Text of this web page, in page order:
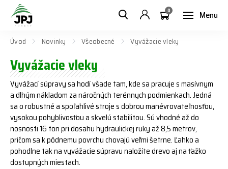
Menu
0
Úvod Novinky Všeobecné Vyvážacie vleky
Vyvážacie vleky
Vyvážací súpravy sa hodí všade tam, kde sa pracuje s masívnym
a dlhým nákladom za náročných terénnych podmienkach. Jedná
sa o robustné a spoľahlivé stroje s dobrou manévrovateľnosťou,
vysokou pohyblivosťou a skvelú stabilitou. Sú vhodné až do
nosnosti 16 ton pri dosahu hydraulickej ruky až 8,5 metrov,
pričom sa k pôdnemu povrchu chovajú veľmi šetrne. Ľahko a
pohodlne tak na vyvážacie súpravu naložíte drevo aj na ťažko
dostupných miestach.